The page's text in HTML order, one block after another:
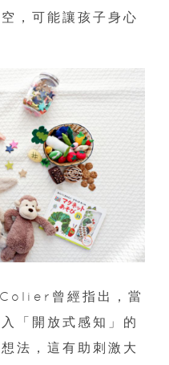
，可能讓孩子身心
曾經指出，當
「開放式感知」的
法，這有助刺激大